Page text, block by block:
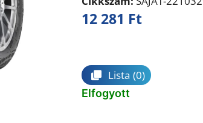
12 281 Ft
Lista (0)
Elfogyott